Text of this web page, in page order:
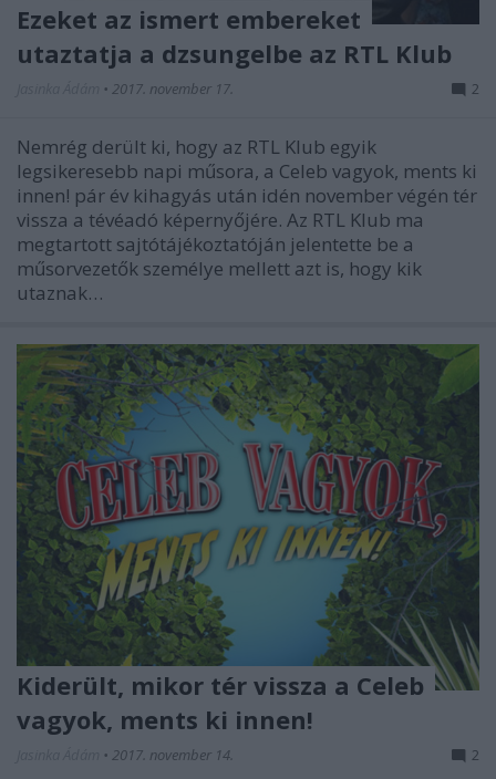
Ezeket az ismert embereket
utaztatja a dzsungelbe az RTL Klub
• 2017. november 17. 2
Nemrég derült ki, hogy az RTL Klub egyik
legsikeresebb napi műsora, a Celeb vagyok, ments ki
innen! pár év kihagyás után idén november végén tér
vissza a tévéadó képernyőjére. Az RTL Klub ma
megtartott sajtótájékoztatóján jelentette be a
műsorvezetők személye mellett azt is, hogy kik
utaznak…
Kiderült, mikor tér vissza a Celeb
vagyok, ments ki innen!
• 2017. november 14. 2